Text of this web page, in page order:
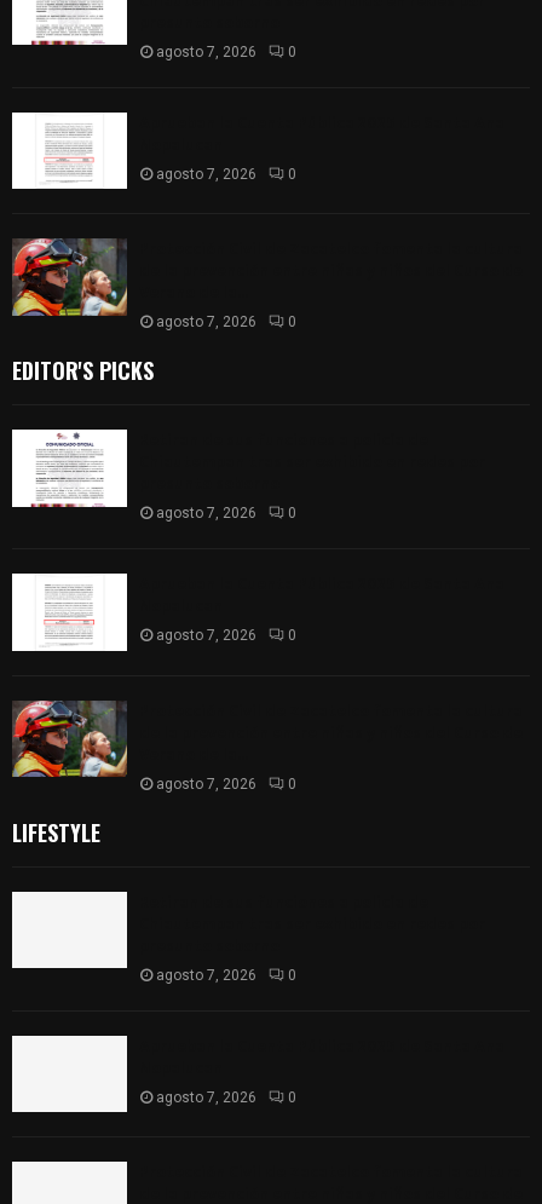
agosto 7, 2026 0
agosto 7, 2026 0
agosto 7, 2026 0
EDITOR'S PICKS
agosto 7, 2026 0
agosto 7, 2026 0
agosto 7, 2026 0
LIFESTYLE
agosto 7, 2026 0
agosto 7, 2026 0